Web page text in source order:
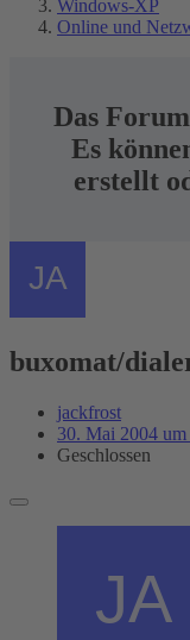
Windows-XP
Online und
Das
Es
erstellt
buxomat/
jackfrost
30. Mai 2004 um
Geschlossen